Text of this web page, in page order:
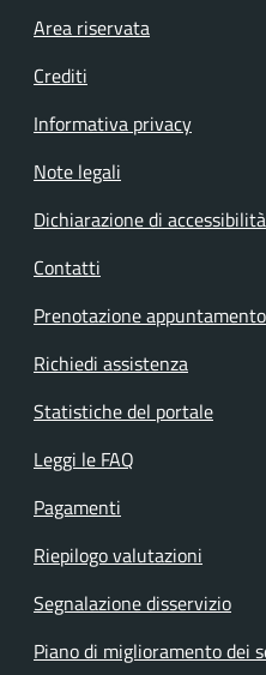
Footer menu
Area riservata
Crediti
Informativa privacy
Note legali
Dichiarazione di accessibilità
Contatti
Prenotazione appuntamento
Richiedi assistenza
Statistiche del portale
Leggi le FAQ
Pagamenti
Riepilogo valutazioni
Segnalazione disservizio
Piano di miglioramento dei